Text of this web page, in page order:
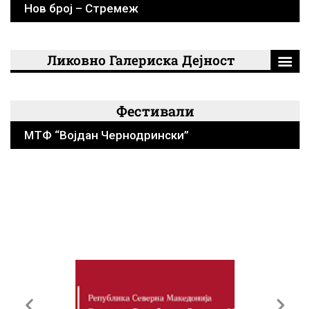
Нов број – Стремеж
Ликовно Галериска Дејност
Фестивали
МТФ “Војдан Чернодрински”